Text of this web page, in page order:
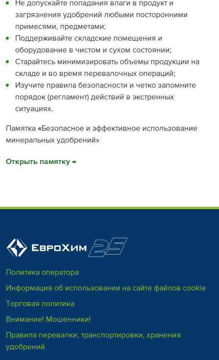
Не допускайте попадания влаги в продукт и
загрязнения удобрений любыми посторонними
примесями, предметами;
Поддерживайте складские помещения и
оборудование в чистом и сухом состоянии;
Старайтесь минимизировать объемы продукции на
складе и во время перевалочных операций;
Изучите правила безопасности и четко запомните
порядок (регламент) действий в экстренных
ситуациях.
Памятка «Безопасное и эффективное использование
минеральных удобрений»
Открыть памятку →
Политика оператора
Информация об использовании на сайте файлов cookie
Торговая политика
Внимание! Мошенники!
Правила перевалки, транспортировки, хранения
удобрений